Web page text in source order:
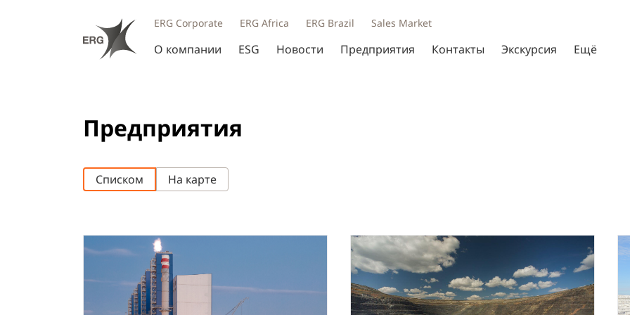
ERG Corporate ERG Africa ERG Brazil Sales Market
О компании ESG Новости Предприятия Контакты Экскурсия Ещё
Предприятия
Списком На карте